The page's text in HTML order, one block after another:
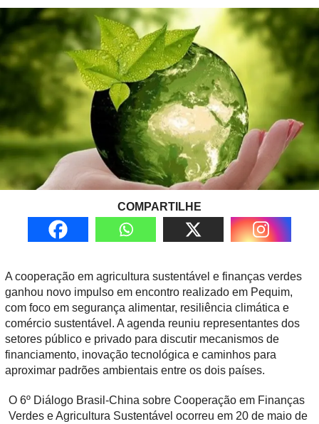
COMPARTILHE
A cooperação em agricultura sustentável e finanças verdes
ganhou novo impulso em encontro realizado em Pequim,
com foco em segurança alimentar, resiliência climática e
comércio sustentável. A agenda reuniu representantes dos
setores público e privado para discutir mecanismos de
financiamento, inovação tecnológica e caminhos para
aproximar padrões ambientais entre os dois países.
O 6º Diálogo Brasil-China sobre Cooperação em Finanças
Verdes e Agricultura Sustentável ocorreu em 20 de maio de